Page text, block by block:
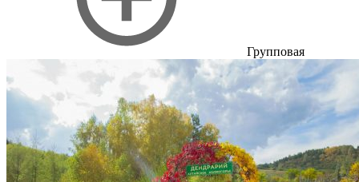
Групповая